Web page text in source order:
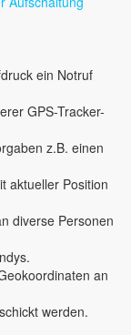
ein Notruf
GPS-Tracker-
z.B. einen
aktueller Position
diverse Personen
an
werden.